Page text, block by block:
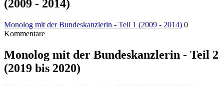
(2009 - 2014)
Monolog mit der Bundeskanzlerin - Teil 1 (2009 - 2014) 0
Kommentare
Monolog mit der Bundeskanzlerin - Teil 2
(2019 bis 2020)